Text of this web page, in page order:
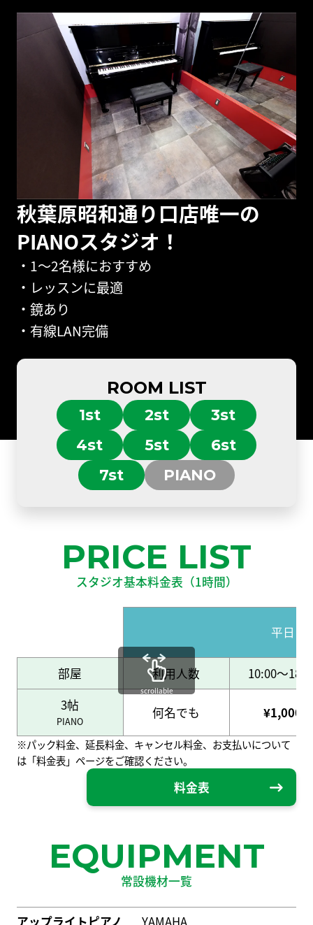
秋葉原昭和通り口店唯一の
PIANOスタジオ！
・1～2名様におすすめ
・レッスンに最適
・鏡あり
・有線LAN完備
ROOM LIST
1st 2st
3st
4st
5st
6st
7st
PIANO
PRICE LIST
スタジオ基本料金表（1時間）
平日
部屋 利用人数
10:00～
3帖
PIANO
何名でも ¥1,000
scrollable
※パック料金、延長料金、キャンセル料金、お支払いについて
は「料金表」ページをご確認ください。
料金表
EQUIPMENT
常設機材一覧
アップライトピアノ YAMAHA